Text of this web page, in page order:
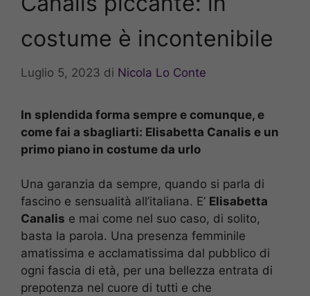
costume è incontenibile
Luglio 5, 2023 di Nicola Lo Conte
In splendida forma sempre e comunque, e
come fai a sbagliarti: Elisabetta Canalis e un
primo piano in costume da urlo
Una garanzia da sempre, quando si parla di
fascino e sensualità all’italiana. E’ Elisabetta
Canalis e mai come nel suo caso, di solito,
basta la parola. Una presenza femminile
amatissima e acclamatissima dal pubblico di
ogni fascia di età, per una bellezza entrata di
prepotenza nel cuore di tutti e che